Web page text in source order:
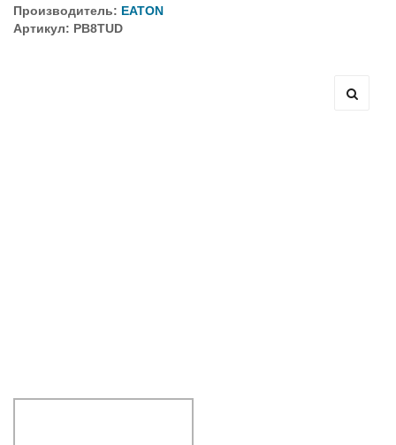
Производитель: EATON
Артикул: PB8TUD